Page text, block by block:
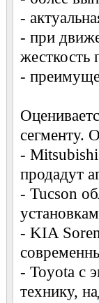
-
- при
жесткость
-
сегменту.
- Mitsubishi
продадут
- Tucson
- KIA
- Toyota с
технику,